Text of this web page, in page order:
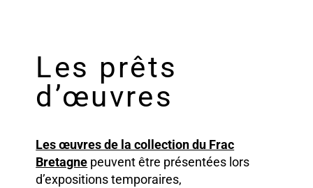
Les prêts
d’œuvres
Les œuvres de la collection du Frac
Bretagne peuvent être présentées lors
d’expositions temporaires,